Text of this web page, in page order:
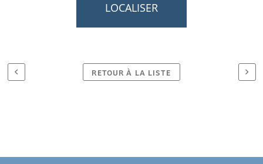
LOCALISER
RETOUR À LA LISTE